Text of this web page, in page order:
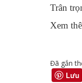
Trân
Xem
Đã gắn
Lưu